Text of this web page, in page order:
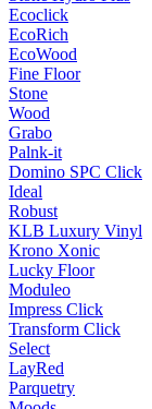
Ecoclick
EcoRich
EcoWood
Fine Floor
Stone
Wood
Grabo
Palnk-it
Domino SPC Click
Ideal
Robust
KLB Luxury Vinyl
Krono Xonic
Lucky Floor
Moduleo
Impress Click
Transform Click
Select
LayRed
Parquetry